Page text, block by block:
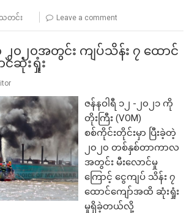
သတင်း Leave a comment
၂၀၂၀အတွင်း ကျပ်သိန်း ၇ ထောင်
င်ဆုံးရှုံး
ဇန်နဝါရီ ၁၂ -၂၀၂၁ ကို
တိုးကြီး (VOM)
စစ်ကိုင်းတိုင်းမှာ ပြီးခဲ့တဲ့
၂၀၂၀ တစ်နှစ်တာကာလ
အတွင်း မီးလောင်မှု
ကြောင့် ငွေကျပ် သိန်း ၇
ထောင်ကျော်အထိ ဆုံးရှုံး
မှုရှိခဲ့တယ်လို့